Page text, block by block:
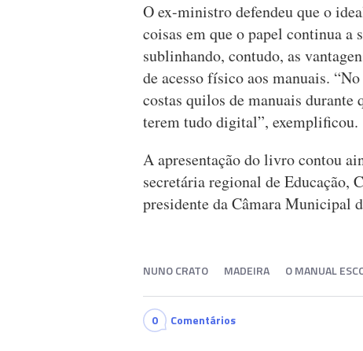
O ex-ministro defendeu que o
coisas em que o papel continua
sublinhando, contudo, as
de acesso físico aos manuais.
costas quilos de manuais
terem tudo digital”, exemplificou.
A apresentação do livro contou
secretária regional de Educação,
presidente da Câmara Municipal
NUNO CRATO MADEIRA O MANUAL
0 Comentários